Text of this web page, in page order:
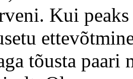
Kui peaks
tõusta